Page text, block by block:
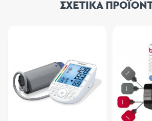
ΣΧΕΤΙΚΑ